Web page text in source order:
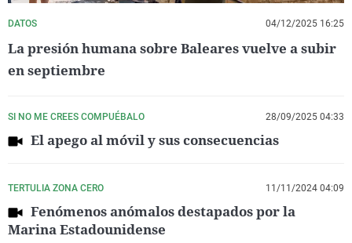
DATOS 04/12/2025 16:25
La presión humana sobre Baleares vuelve a subir
en septiembre
SI NO ME CREES COMPUÉBALO 28/09/2025 04:33
El apego al móvil y sus consecuencias
TERTULIA ZONA CERO 11/11/2024 04:09
Fenómenos anómalos destapados por la
Marina Estadounidense